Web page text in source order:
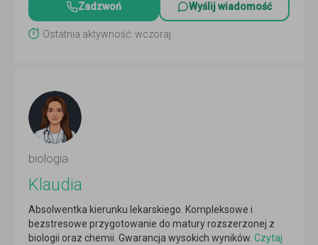
Zadzwoń Wyślij wiadomość
Ostatnia aktywność: wczoraj
biologia
Klaudia
Absolwentka kierunku lekarskiego. Kompleksowe i
bezstresowe przygotowanie do matury rozszerzonej z
biologii oraz chemii. Gwarancja wysokich wyników. Czytaj